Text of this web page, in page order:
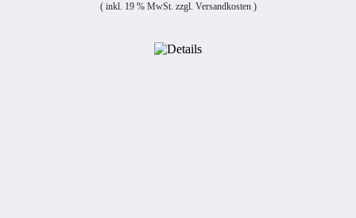
( inkl. 19 % MwSt. zzgl. Versandkosten)